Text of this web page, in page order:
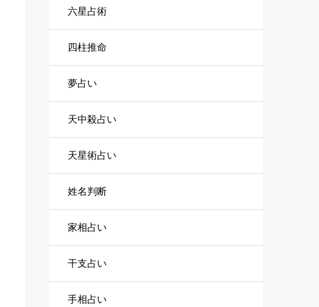
六星占術
四柱推命
夢占い
天中殺占い
天星術占い
姓名判断
家相占い
干支占い
手相占い